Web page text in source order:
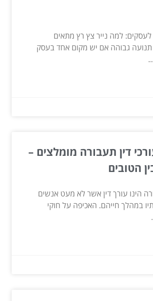
לעסקים: למה נייר צץ רץ מתאים
תנועה גבוהה אם יש מקום אחד בעסק
דין תעבורה מומלצים –
הטובים
הינו עורך דין אשר לא מעט אנשים
במהלך חייהם. האכיפה על חוקי